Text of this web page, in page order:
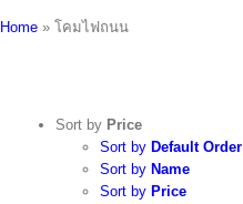
Home » โคมไฟถนน
Sort by Price
Sort by Default Order
Sort by Name
Sort by Price